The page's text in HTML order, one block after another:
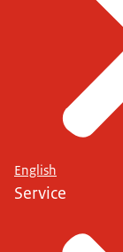
English
Service